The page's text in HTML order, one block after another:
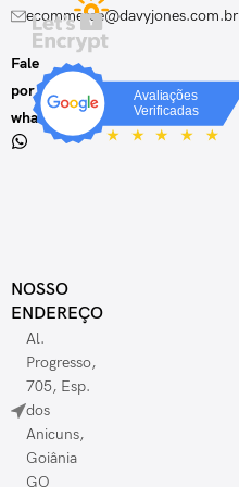
ecommerce@davyjones.com.br
Fale
por
whatsapp
NOSSO
ENDEREÇO
Al.
Progresso,
705, Esp.
dos
Anicuns,
Goiânia
GO